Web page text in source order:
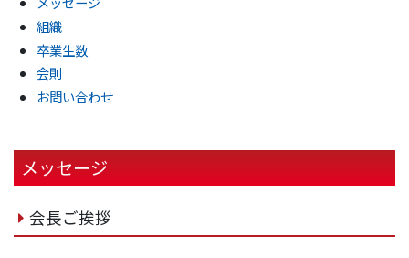
組織
卒業生数
会則
お問い合わせ
メッセージ
会長ご挨拶